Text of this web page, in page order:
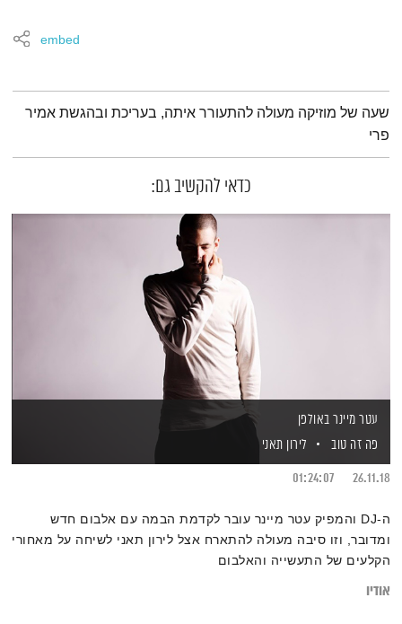
embed
תמצית הפודקאסט
שעה של מוזיקה מעולה להתעורר איתה, בעריכת ובהגשת אמיר
פרי
כדאי להקשיב גם:
עטר מיינר באולפן
פה זה טוב
לירון תאני
26.11.18
01:24:07
ה-DJ והמפיק עטר מיינר עובר לקדמת הבמה עם אלבום חדש
ומדובר, וזו סיבה מעולה להתארח אצל לירון תאני לשיחה על מאחורי
הקלעים של התעשייה והאלבום
אודיו